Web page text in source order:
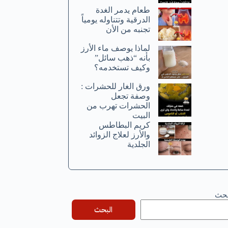
طعام يدمر الغدة
الدرقية وتتناوله يومياً
تجنبه من الأن
لماذا يوصف ماء الأرز
بأنه “ذهب سائل”
وكيف تستخدمه؟
ورق الغار للحشرات :
وصفة تجعل
الحشرات تهرب من
البيت
كريم البطاطس
والأرز لعلاج الزوائد
الجلدية
البحث